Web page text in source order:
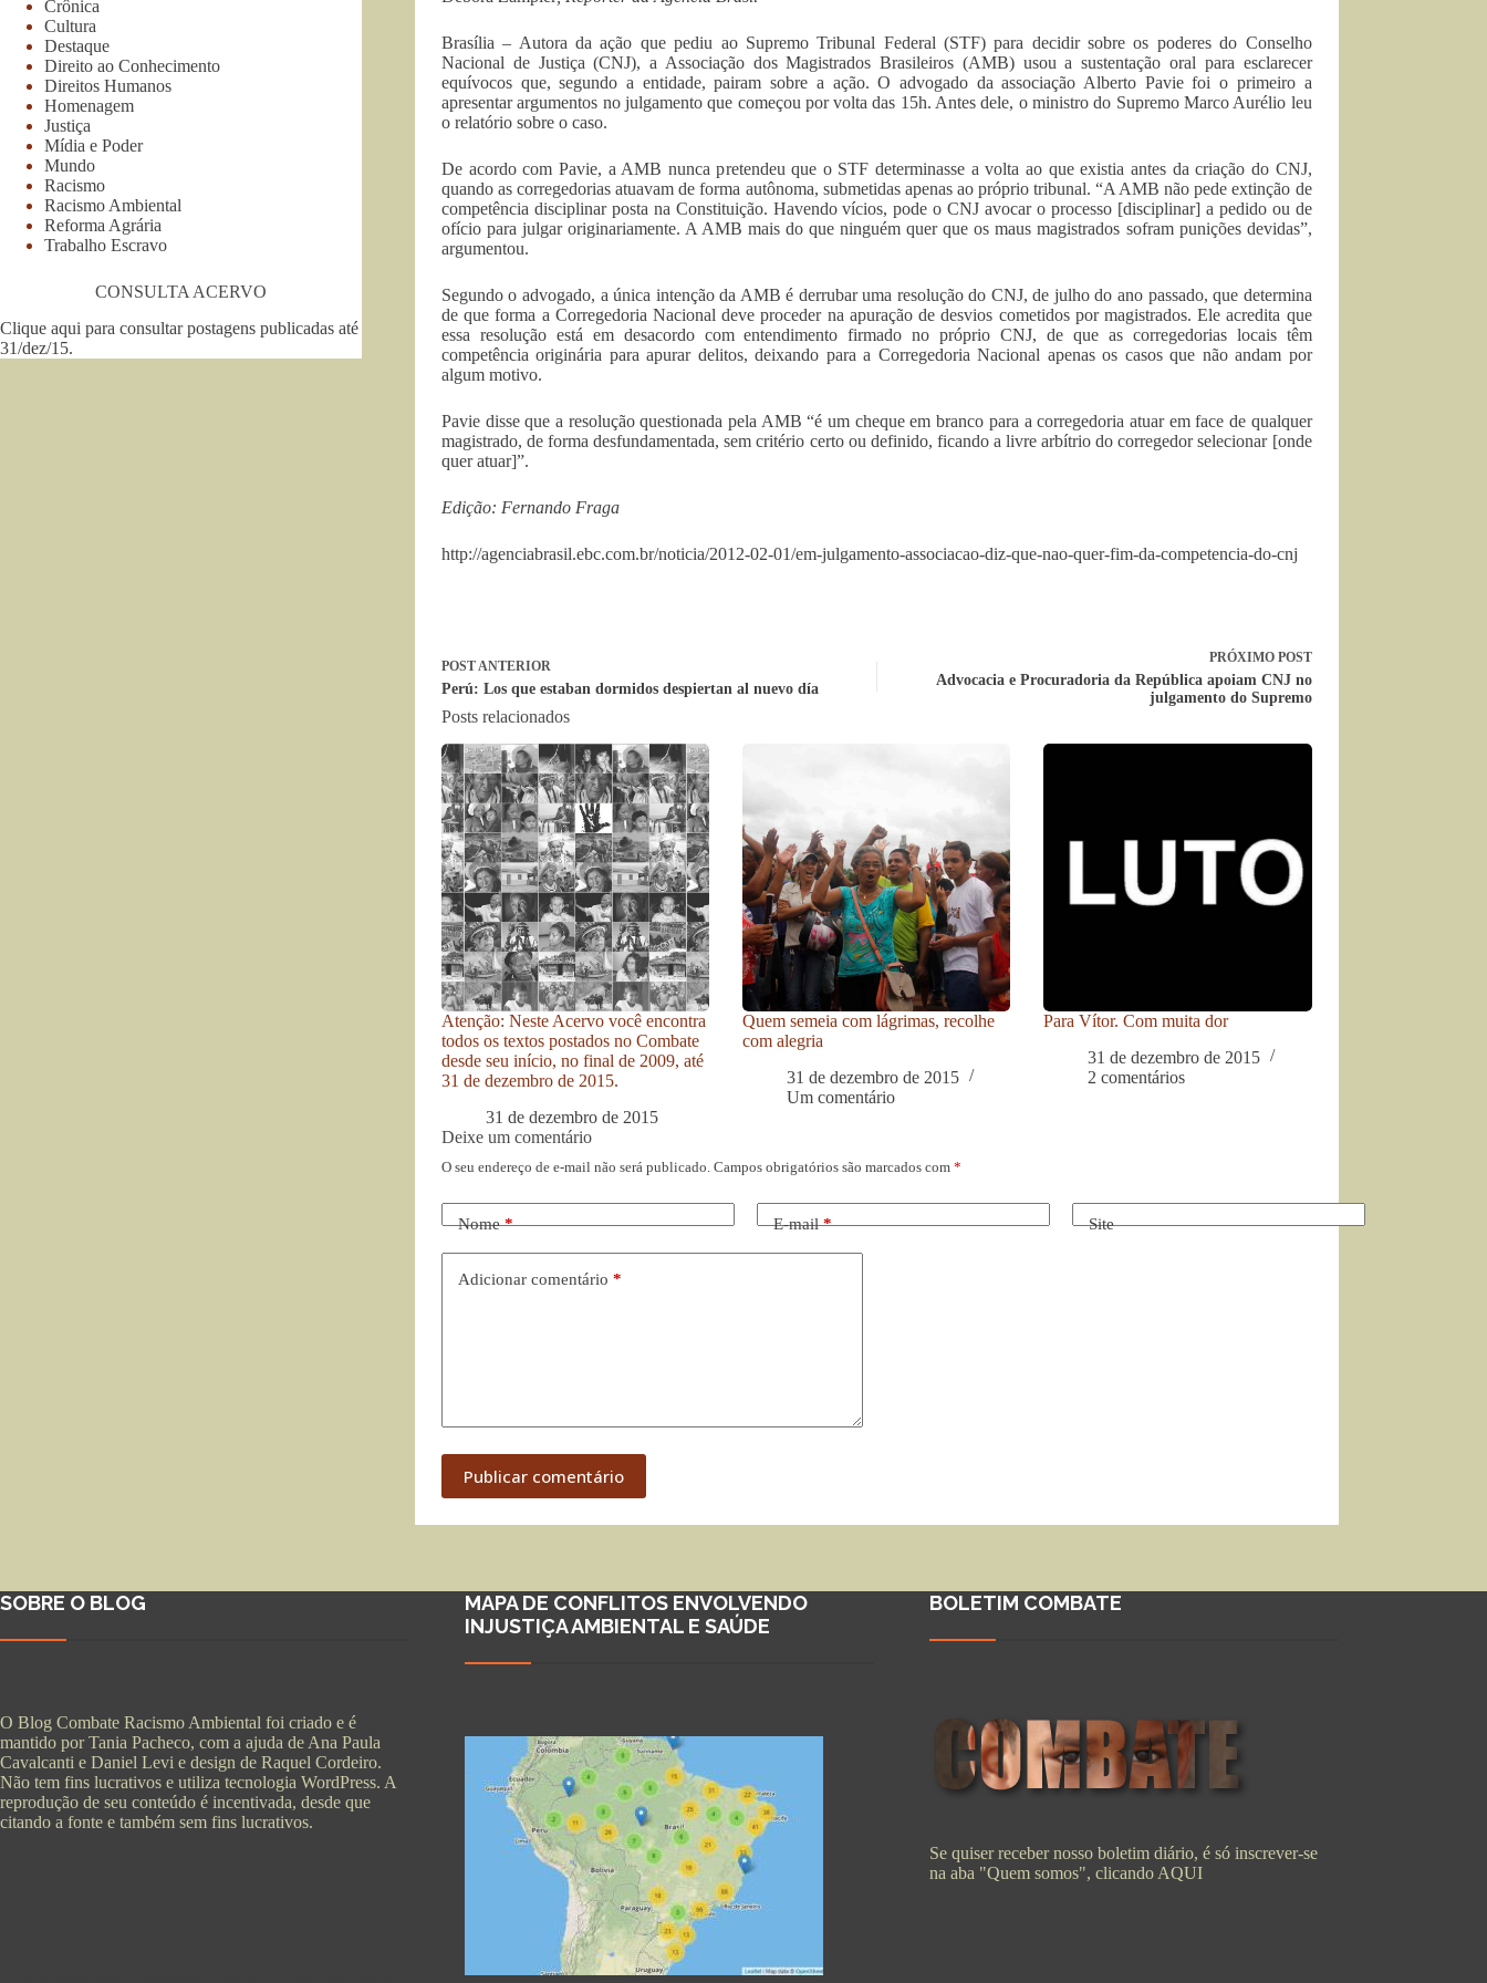
Brasília – Autora da ação que pediu ao Supremo Tribunal Federal (STF) para decidir sobre os poderes do Conselho
Nacional de Justiça (CNJ), a Associação dos Magistrados Brasileiros (AMB) usou a sustentação oral para esclarecer
equívocos que, segundo a entidade, pairam sobre a ação. O advogado da associação Alberto Pavie foi o primeiro a
apresentar argumentos no julgamento que começou por volta das 15h. Antes dele, o ministro do Supremo Marco Aurélio leu
o relatório sobre o caso.
De acordo com Pavie, a AMB nunca pretendeu que o STF determinasse a volta ao que existia antes da criação do CNJ,
quando as corregedorias atuavam de forma autônoma, submetidas apenas ao próprio tribunal. “A AMB não pede extinção de
competência disciplinar posta na Constituição. Havendo vícios, pode o CNJ avocar o processo [disciplinar] a pedido ou de
ofício para julgar originariamente. A AMB mais do que ninguém quer que os maus magistrados sofram punições devidas”,
argumentou.
Segundo o advogado, a única intenção da AMB é derrubar uma resolução do CNJ, de julho do ano passado, que determina
de que forma a Corregedoria Nacional deve proceder na apuração de desvios cometidos por magistrados. Ele acredita que
essa resolução está em desacordo com entendimento firmado no próprio CNJ, de que as corregedorias locais têm
competência originária para apurar delitos, deixando para a Corregedoria Nacional apenas os casos que não andam por
algum motivo.
Pavie disse que a resolução questionada pela AMB “é um cheque em branco para a corregedoria atuar em face de qualquer
magistrado, de forma desfundamentada, sem critério certo ou definido, ficando a livre arbítrio do corregedor selecionar [onde
quer atuar]”.
Edição: Fernando Fraga
http://agenciabrasil.ebc.com.br/noticia/2012-02-01/em-julgamento-associacao-diz-que-nao-quer-fim-da-competencia-do-cnj
POSTANTERIOR
Perú: Los que estaban dormidos despiertan al nuevo día
PRÓXIMO POST
Advocacia e Procuradoria da República apoiam CNJ no
julgamento do Supremo
Posts relacionados
Atenção: Neste Acervo você encontra
todos os textos postados no Combate
desde seu início, no final de 2009, até
31 de dezembro de 2015.
31 de dezembro de 2015
Quem semeia com lágrimas, recolhe
com alegria
31 de dezembro de 2015
Um comentário
Para Vítor. Com muita dor
31 de dezembro de 2015
2 comentários
Deixe um comentário
O seu endereço de e-mail não será publicado. Campos obrigatórios são marcados com *
Nome* E-mail* Site
Adicionar comentário *
Publicar comentário
Crônica
Cultura
Destaque
Direito ao Conhecimento
Direitos Humanos
Homenagem
Justiça
Mídia e Poder
Mundo
Racismo
Racismo Ambiental
Reforma Agrária
Trabalho Escravo
CONSULTA ACERVO
Clique aqui para consultar postagens publicadas até
31/dez/15.
SOBRE O BLOG
O Blog Combate Racismo Ambiental foi criado e é
mantido por Tania Pacheco, com a ajuda de Ana Paula
Cavalcanti e Daniel Levi e design de Raquel Cordeiro.
Não tem fins lucrativos e utiliza tecnologia WordPress. A
reprodução de seu conteúdo é incentivada, desde que
citando a fonte e também sem fins lucrativos.
MAPA DE CONFLITOS ENVOLVENDO
INJUSTIÇA AMBIENTAL E SAÚDE
BOLETIM COMBATE
Se quiser receber nosso boletim diário, é só inscrever-se
na aba "Quem somos", clicando AQUI